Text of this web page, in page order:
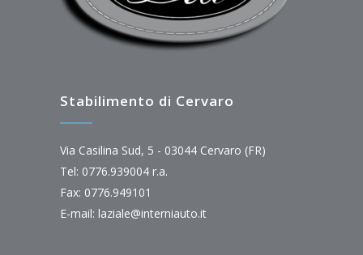
Stabilimento di Cervaro
Via Casilina Sud, 5 - 03044 Cervaro (FR)
Tel: 0776.939004 r.a.
Fax: 0776.949101
E-mail: laziale@interniauto.it